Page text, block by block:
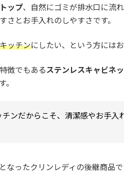
ップ、自然にゴミが排水口に流
さとお手入れのしやすさです。
ッチンにしたい、という方にはお
徴でもあるステンレスキャビネ
。
チンだからこそ、清潔感やお手入
なったクリンレディの後継商品